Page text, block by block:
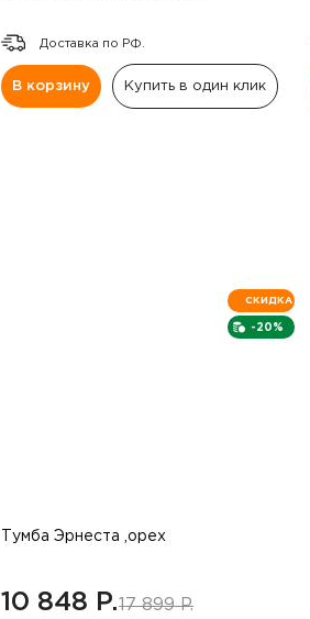
Доставка по РФ.
В корзину Купить в один клик
-20%
СКИДКА
Тумба Эрнеста ,орех
10 848 P.17 899 P.